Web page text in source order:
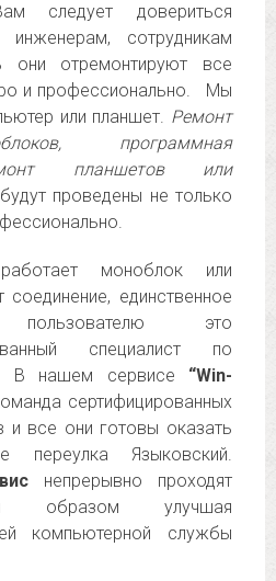
следует довериться
инженерам, сотрудникам
они отремонтируют все
и профессионально. Мы
или планшет. Ремонт
программная
планшетов или
проведены не только
моноблок или
соединение, единственное
это
специалист по
В нашем сервисе “Win-
сертифицированных
и все они готовы оказать
Языковский.
непрерывно проходят
образом улучшая
компьютерной службы